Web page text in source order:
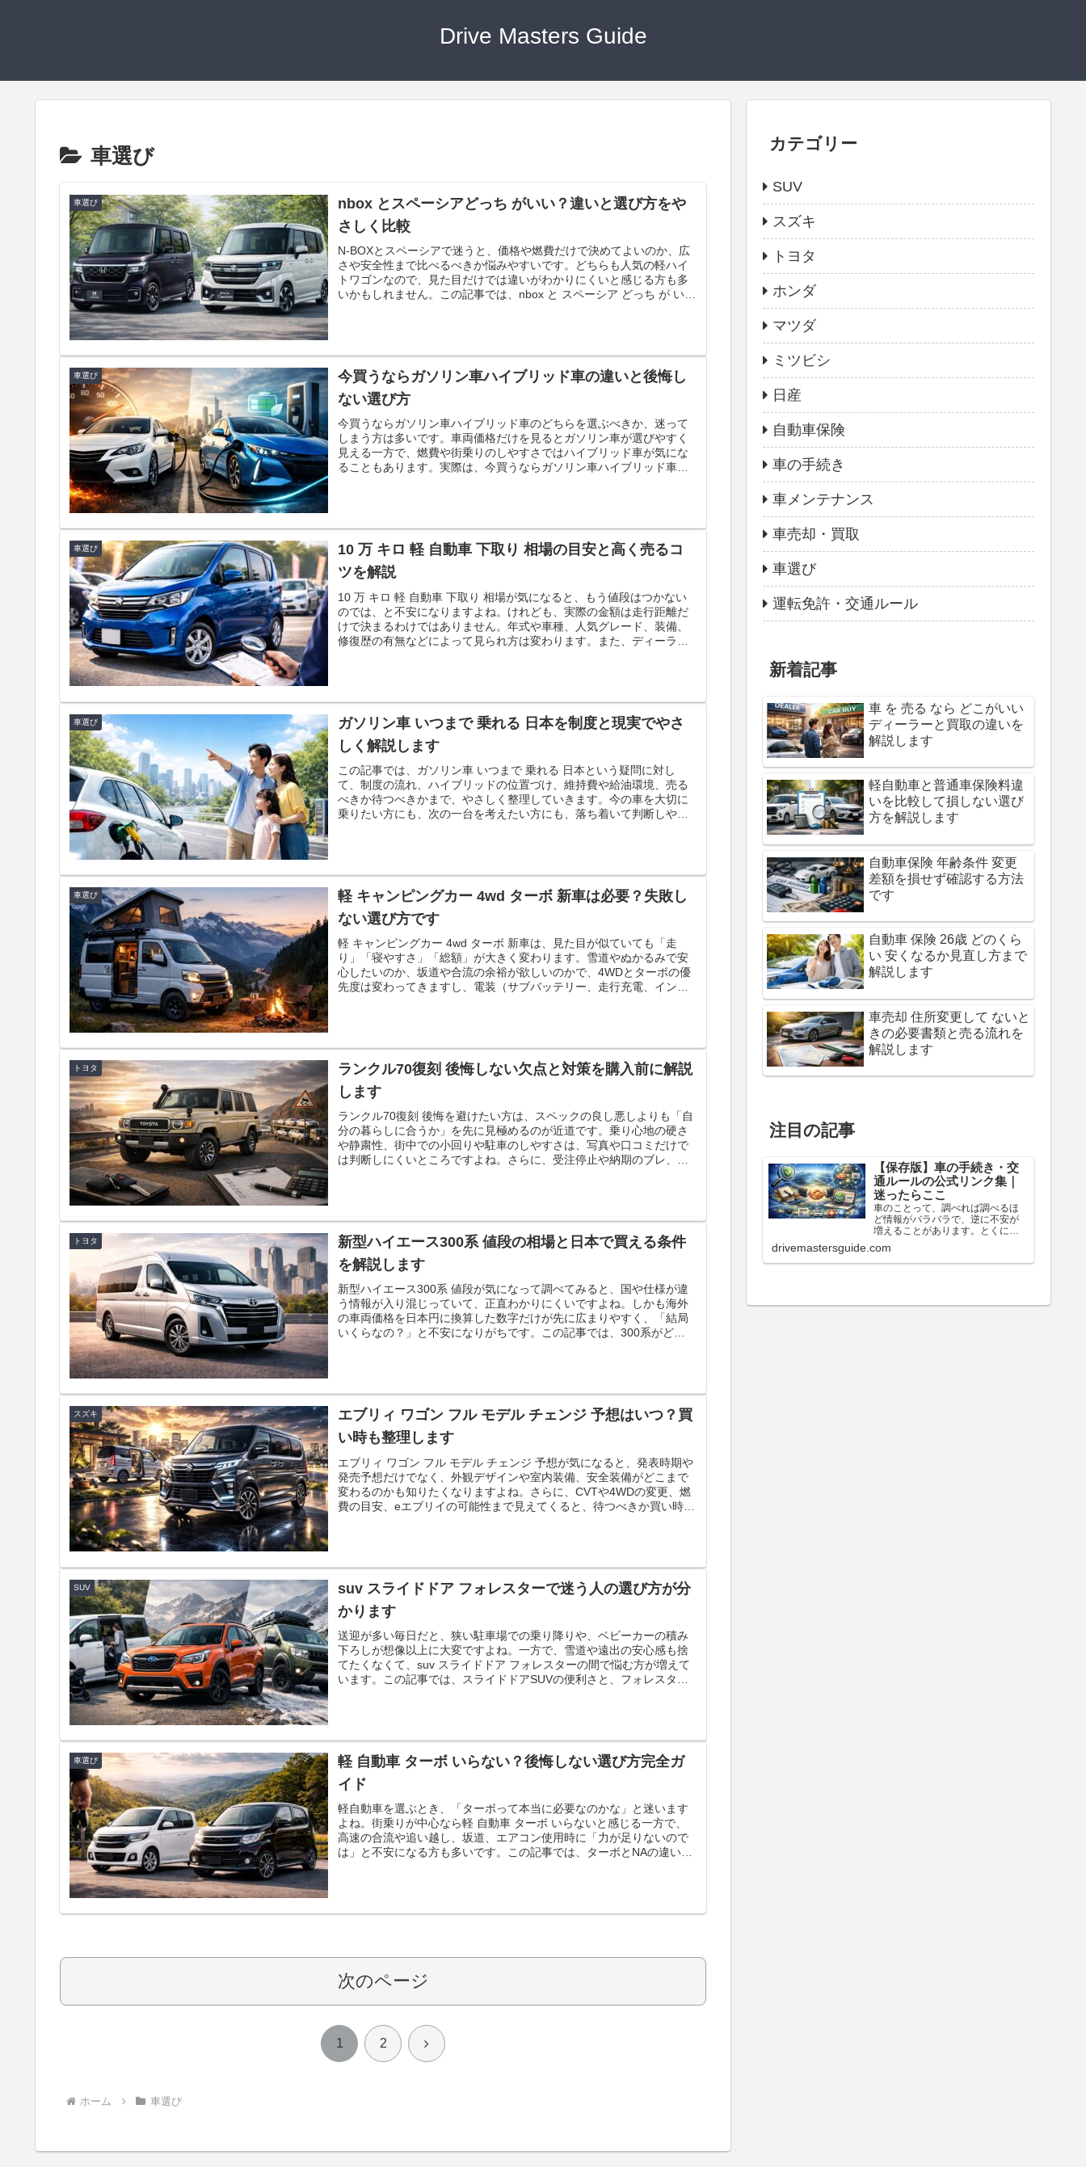
Drive Masters Guide
車選び
車選び
nbox とスペーシアどっち がいい？違いと選び方をや
さしく比較
N-BOXとスペーシアで迷うと、価格や燃費だけで決めてよいのか、広
さや安全性まで比べるべきか悩みやすいです。どちらも人気の軽ハイ
トワゴンなので、見た目だけでは違いがわかりにくいと感じる方も多
いかもしれません。この記事では、nbox と スペーシア どっち が いい
まとめています。自分の暮らしに合う1台を落ち着いて選びたい方は、
ぜひ最後までご覧ください。
車選び
今買うならガソリン車ハイブリッド車の違いと後悔し
ない選び方
今買うならガソリン車ハイブリッド車のどちらを選ぶべきか、迷って
しまう方は多いです。車両価格だけを見るとガソリン車が選びやすく
見える一方で、燃費や街乗りのしやすさではハイブリッド車が気にな
ることもあります。実際は、今買うならガソリン車ハイブリッド車の
リン車とハイブリッド車の違いをわかりやすく整理しながら、街乗り
中心の人、長距離移動が多い人、初期費用を抑えたい人、燃料代を安
定させたい人など、それぞれに合った判断基準を丁寧に解説します。
今買うならガソリン車ハイブリッド車で後悔したくない方は、ぜひ最
後まで確認してください。
車選び
10 万 キロ 軽 自動車 下取り 相場の目安と高く売るコ
ツを解説
10 万 キロ 軽 自動車 下取り 相場が気になると、もう値段はつかない
のでは、と不安になりますよね。けれども、実際の金額は走行距離だ
けで決まるわけではありません。年式や車種、人気グレード、装備、
修復歴の有無などによって見られ方は変わります。また、ディーラー
車選び
ガソリン車 いつまで 乗れる 日本を制度と現実でやさ
しく解説します
この記事では、ガソリン車 いつまで 乗れる 日本という疑問に対し
て、制度の流れ、ハイブリッドの位置づけ、維持費や給油環境、売る
べきか待つべきかまで、やさしく整理していきます。今の車を大切に
乗りたい方にも、次の一台を考えたい方にも、落ち着いて判断しやす
車選び
軽 キャンピングカー 4wd ターボ 新車は必要？失敗し
ない選び方です
軽 キャンピングカー 4wd ターボ 新車は、見た目が似ていても「走
り」「寝やすさ」「総額」が大きく変わります。雪道やぬかるみで安
心したいのか、坂道や合流の余裕が欲しいのかで、4WDとターボの優
先度は変わってきますし、電装（サブバッテリー、走行充電、インバ
感から選び方、見積もりのチェック、納期と保証の注意点まで、はじ
めてでも迷いにくい順番でやさしく整理します。
トヨタ
ランクル70復刻 後悔しない欠点と対策を購入前に解説
します
ランクル70復刻 後悔を避けたい方は、スペックの良し悪しよりも「自
分の暮らしに合うか」を先に見極めるのが近道です。乗り心地の硬さ
や静粛性、街中での小回りや駐車のしやすさは、写真や口コミだけで
は判断しにくいところですよね。さらに、受注停止や納期のブレ、キ
こを見るか」「購入手続きで何を確認するか」がはっきりする構成で
す。
トヨタ
新型ハイエース300系 値段の相場と日本で買える条件
を解説します
新型ハイエース300系 値段が気になって調べてみると、国や仕様が違
う情報が入り混じっていて、正直わかりにくいですよね。しかも海外
の車両価格を日本円に換算した数字だけが先に広まりやすく、「結局
いくらなの？」と不安になりがちです。この記事では、300系がどこ
用、輸入や並行で追加されやすい費用もまとめます。さらに、国内で
近い選択肢の選び方や、月額で乗る場合の比較ポイント、いまの車を
売って予算を作る方法まで、迷いが減る流れで整えます。
スズキ
エブリィ ワゴン フル モデル チェンジ 予想はいつ？買
い時も整理します
エブリィ ワゴン フル モデル チェンジ 予想が気になると、発表時期や
発売予想だけでなく、外観デザインや室内装備、安全装備がどこまで
変わるのかも知りたくなりますよね。さらに、CVTや4WDの変更、燃
費の目安、eエブリイの可能性まで見えてくると、待つべきか買い時な
SUV
suv スライドドア フォレスターで迷う人の選び方が分
かります
送迎が多い毎日だと、狭い駐車場での乗り降りや、ベビーカーの積み
下ろしが想像以上に大変ですよね。一方で、雪道や遠出の安心感も捨
てたくなくて、suv スライドドア フォレスターの間で悩む方が増えて
います。この記事では、スライドドアSUVの便利さと、フォレスター
車選び
軽 自動車 ターボ いらない？後悔しない選び方完全ガ
イド
軽自動車を選ぶとき、「ターボって本当に必要なのかな」と迷います
よね。街乗りが中心なら軽 自動車 ターボ いらないと感じる一方で、
高速の合流や追い越し、坂道、エアコン使用時に「力が足りないので
は」と不安になる方も多いです。この記事では、ターボとNAの違いを
次のページ
1 2 次
ホーム 車選び
カテゴリー
SUV
スズキ
トヨタ
ホンダ
マツダ
ミツビシ
日産
自動車保険
車の手続き
車メンテナンス
車売却・買取
車選び
運転免許・交通ルール
新着記事
車 を 売る なら どこがいい
ディーラーと買取の違いを
解説します
軽自動車と普通車保険料違
いを比較して損しない選び
方を解説します
自動車保険 年齢条件 変更
差額を損せず確認する方法
です
自動車 保険 26歳 どのくら
い 安くなるか見直し方まで
解説します
車売却 住所変更して ないと
きの必要書類と売る流れを
解説します
注目の記事
【保存版】車の手続き・交
通ルールの公式リンク集｜
迷ったらここ
車のことって、調べれば調べるほ
ど情報がバラバラで、逆に不安が
増えることがあります。とくに
検」「高速料金」みたいなテーマ
は、間違えると時間もお金も損し
drivemastersguide.com